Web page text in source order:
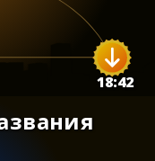
18:42